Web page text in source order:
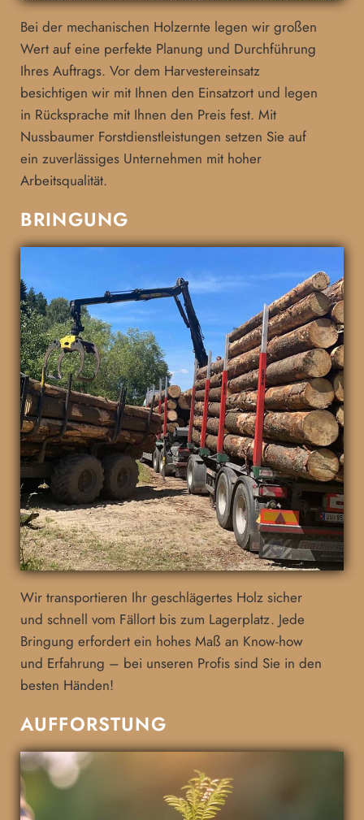
Bei der mechanischen Holzernte legen wir großen
Wert auf eine perfekte Planung und Durchführung
Ihres Auftrags. Vor dem Harvestereinsatz
besichtigen wir mit Ihnen den Einsatzort und legen
in Rücksprache mit Ihnen den Preis fest. Mit
Nussbaumer Forstdienstleistungen setzen Sie auf
ein zuverlässiges Unternehmen mit hoher
Arbeitsqualität.
BRINGUNG
Wir transportieren Ihr geschlägertes Holz sicher
und schnell vom Fällort bis zum Lagerplatz. Jede
Bringung erfordert ein hohes Maß an Know-how
und Erfahrung – bei unseren Profis sind Sie in den
besten Händen!
AUFFORSTUNG